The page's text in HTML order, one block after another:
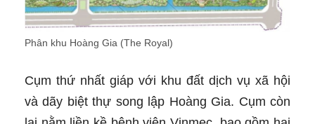
Phân khu Hoàng Gia (The Royal)
Cụm thứ nhất giáp với khu đất dịch vụ xã hội
và dãy biệt thự song lập Hoàng Gia. Cụm còn